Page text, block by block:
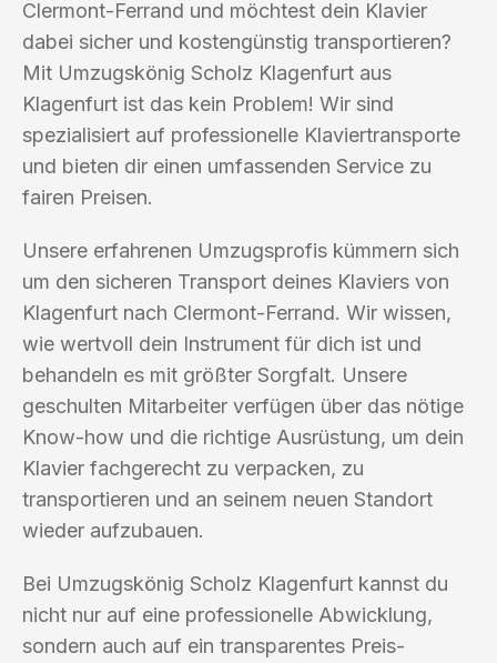
Clermont-Ferrand und möchtest dein Klavier
dabei sicher und kostengünstig transportieren?
Mit Umzugskönig Scholz Klagenfurt aus
Klagenfurt ist das kein Problem! Wir sind
spezialisiert auf professionelle Klaviertransporte
und bieten dir einen umfassenden Service zu
fairen Preisen.
Unsere erfahrenen Umzugsprofis kümmern sich
um den sicheren Transport deines Klaviers von
Klagenfurt nach Clermont-Ferrand. Wir wissen,
wie wertvoll dein Instrument für dich ist und
behandeln es mit größter Sorgfalt. Unsere
geschulten Mitarbeiter verfügen über das nötige
Know-how und die richtige Ausrüstung, um dein
Klavier fachgerecht zu verpacken, zu
transportieren und an seinem neuen Standort
wieder aufzubauen.
Bei Umzugskönig Scholz Klagenfurt kannst du
nicht nur auf eine professionelle Abwicklung,
sondern auch auf ein transparentes Preis-